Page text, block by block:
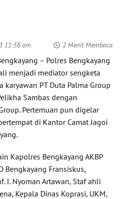
11:58 am 2 Menit Membaca
– Polres Bengkayang
menjadi mediator sengketa
PT Duta Palma Group
Sambas dengan
Pertemuan pun digelar
di Kantor Camat Jagoi
Kapolres Bengkayang AKBP
Bengkayang Fransiskus,
I. Nyoman Artawan, Staf ahli
Kepala Dinas Koprasi, UKM,